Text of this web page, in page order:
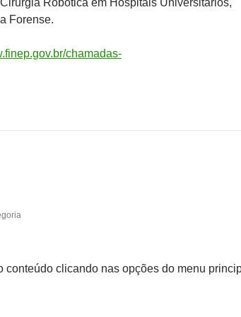
Robótica em Hospitais Universitários,
Forense.
chamadas-
conteúdo clicando nas opções do menu